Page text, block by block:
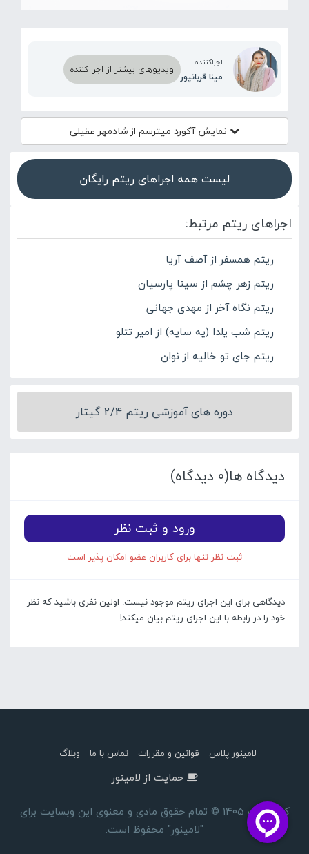
اجراکننده :
مینا قربانپور
ویدیوهای بیشتر از اجرا کننده
نمایش آکورد میترسم از شادمهر عقیلی
لیست همه اجراهای ریتم رایگان
اجراهای ریتم مرتبط:
ریتم همسفر از آصف آریا
ریتم زهر چشم از سینا پارسیان
ریتم نگاه آخر از مهدی جهانی
ریتم شب یلدا (یه سایه) از امیر تتلو
ریتم جای تو خالیه از نوان
دوره های آموزشی ریتم 2/4 گیتار
دیدگاه ها(0 دیدگاه)
ورود و ثبت نظر
ثبت نظر تنها برای کاربران عضو امکان پذیر است
دیدگاهی برای این اجرای ریتم موجود نیست. اولین نفری باشید که نظر
خود را در رابطه با این اجرای ریتم بیان میکند!
لامینور پلاس قوانین و مقررات تماس با ما وبلاگ
حمایت از لامینور
کپی رایت 1405 © تمام حقوق مادی و معنوی این وبسایت برای
"لامینور" محفوظ است.